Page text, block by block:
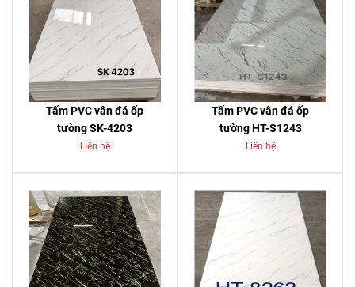
Tấm PVC vân đá ốp
tường SK-4203
Liên hệ
Tấm PVC vân đá ốp
tường HT-S1243
Liên hệ